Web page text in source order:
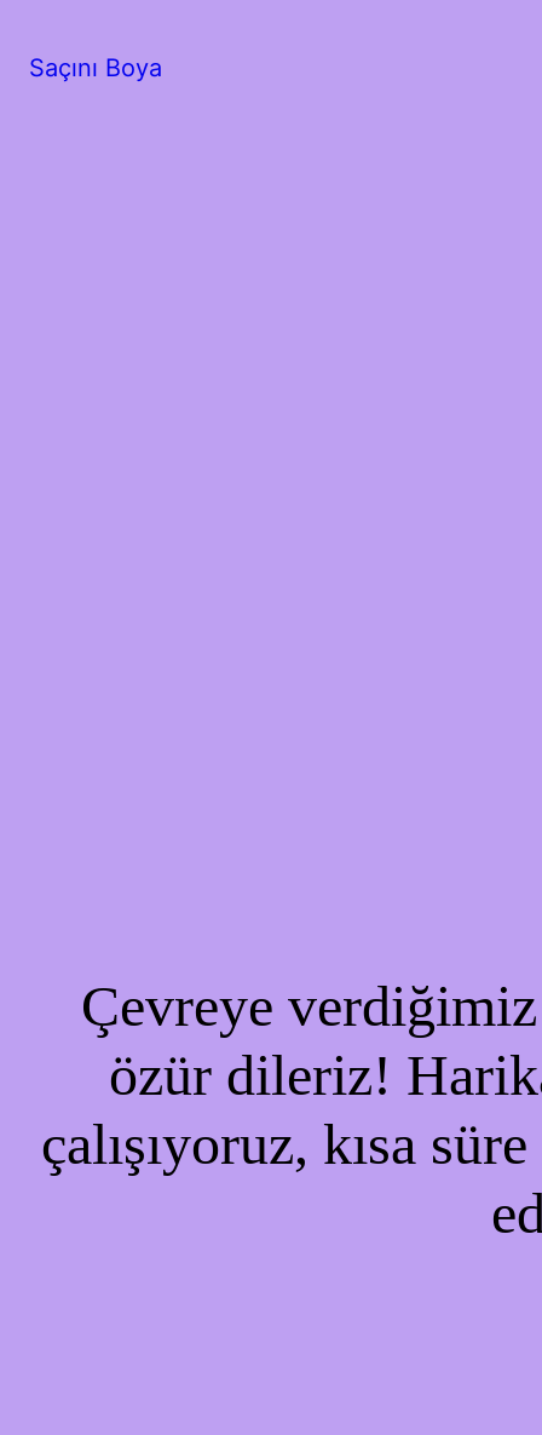
Saçını Boya
Çevreye verdiğimiz
özür dileriz!
çalışıyoruz, kısa